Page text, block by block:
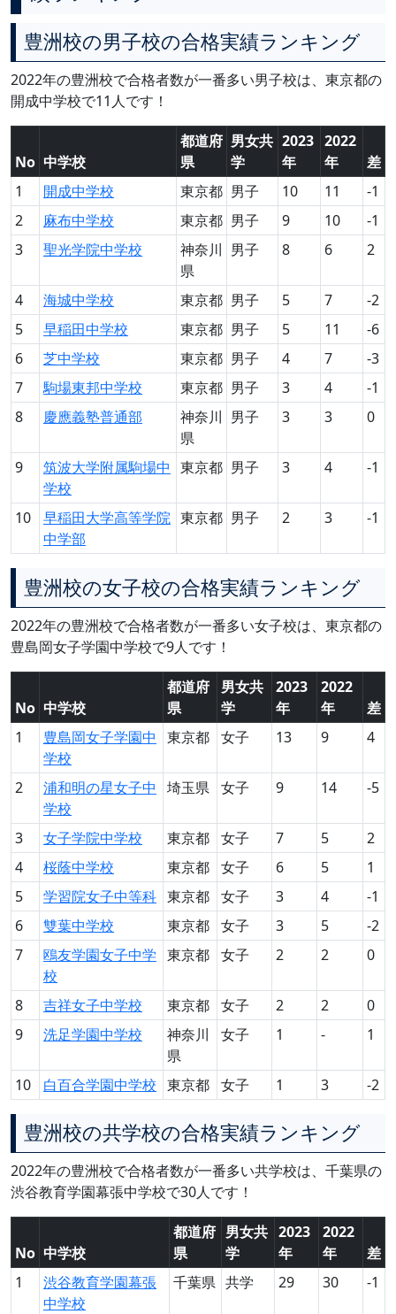
豊洲校の男子校の合格実績ランキング
2022年の豊洲校で合格者数が一番多い男子校は、東京都の
開成中学校で11人です！
No 中学校
都道府
県
男女共
学
2023
年
2022
年
差
1
開成中学校 東京都 男子 10 11
-1
2
麻布中学校 東京都 男子 9 10
-1
3
聖光学院中学校
神奈川
県
男子 8 6 2
4 海城中学校 東京都 男子 5 7
-2
5
早稲田中学校 東京都 男子 5 11
-6
6
芝中学校 東京都 男子 4 7
-3
7
駒場東邦中学校 東京都 男子 3 4
-1
8
慶應義塾普通部
神奈川
県
男子 3 3 0
9
筑波大学附属駒場中
学校
東京都 男子 3 4 -1
10
早稲田大学高等学院
中学部
東京都 男子 2 3 -1
豊洲校の女子校の合格実績ランキング
2022年の豊洲校で合格者数が一番多い女子校は、東京都の
豊島岡女子学園中学校で9人です！
No 中学校
都道府
県
男女共
学
2023
年
2022
年
差
1
豊島岡女子学園中
学校
東京都 女子 13 9 4
2
浦和明の星女子中
学校
埼玉県 女子 9 14 -5
3 女子学院中学校 東京都 女子 7 5
2
4
桜蔭中学校 東京都 女子 6 5
1
5
学習院女子中等科 東京都 女子 3 4
-1
6
雙葉中学校 東京都 女子 3 5
-2
7
鴎友学園女子中学
校
東京都 女子 2 2 0
8 吉祥女子中学校 東京都 女子 2 2
0
9
洗足学園中学校
神奈川
県
女子 1 - 1
10 白百合学園中学校 東京都 女子 1 3 -2
豊洲校の共学校の合格実績ランキング
2022年の豊洲校で合格者数が一番多い共学校は、千葉県の
渋谷教育学園幕張中学校で30人です！
No 中学校
都道府
県
男女共
学
2023
年
2022
年
差
1
渋谷教育学園幕張
中学校
千葉県 共学 29 30 -1